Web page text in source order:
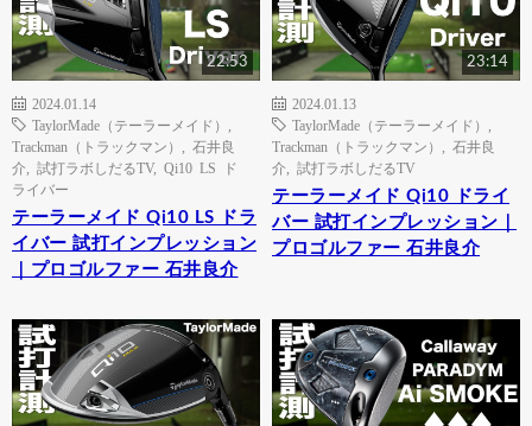
22:53
2024.01.14
TaylorMade（テーラーメイド）
Trackman（トラックマン）
石井良
介
試打ラボしだるTV, Qi10 LS ド
ライバー
テーラーメイド Qi10 LS ドラ
イバー 試打インプレッション
｜プロゴルファー 石井良介
23:14
2024.01.13
TaylorMade（テーラーメイド）
Trackman（トラックマン）
石井良
介
試打ラボしだるTV
テーラーメイド Qi10 ドライ
バー 試打インプレッション｜
プロゴルファー 石井良介